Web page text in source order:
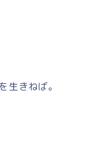
生きねば。